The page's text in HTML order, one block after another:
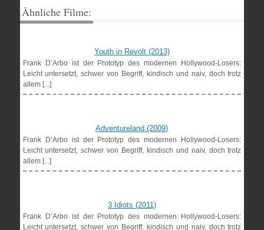
Ähnliche Filme:
Youth in Revolt (2013)
Frank D’Arbo ist der Prototyp des modernen Hollywood-Losers:
Leicht untersetzt, schwer von Begriff, kindisch und naiv, doch trotz
allem [...]
Adventureland (2009)
Frank D’Arbo ist der Prototyp des modernen Hollywood-Losers:
Leicht untersetzt, schwer von Begriff, kindisch und naiv, doch trotz
allem [...]
3 Idiots (2011)
Frank D’Arbo ist der Prototyp des modernen Hollywood-Losers:
Leicht untersetzt, schwer von Begriff, kindisch und naiv, doch trotz